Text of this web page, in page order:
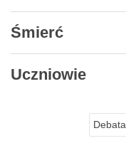
Śmierć
Uczniowie
Debata